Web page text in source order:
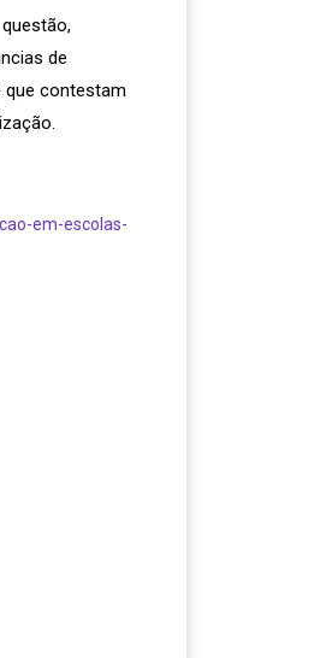
de
que contestam
em-escolas-